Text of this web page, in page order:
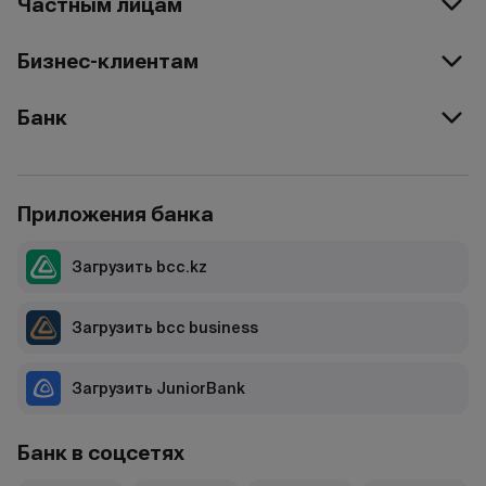
Бизнес-клиентам
Банк
Банк в соцсетях
Приложения банка
Загрузить bcc.kz
Загрузить bcc business
Загрузить JuniorBank